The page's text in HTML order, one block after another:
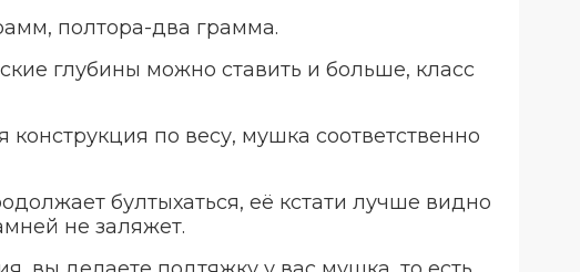
полтора-два грамма.
глубины можно ставить и больше, класс
по весу, мушка соответственно
бултыхаться, её кстати лучше видно
не заляжет.